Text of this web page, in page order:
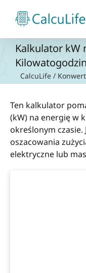
zawartości
Kalkulator kW
CalcuLife /
Ten kalkulator
(kW) na energię w
określonym czasie.
oszacowania
elektryczne lub